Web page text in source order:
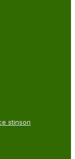
stinson